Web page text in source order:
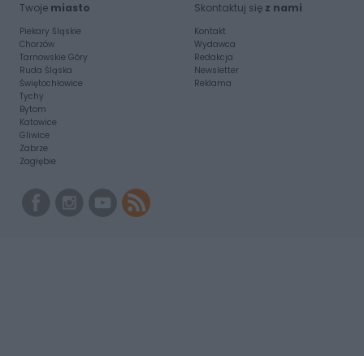
Twoje miasto
Piekary Śląskie
Chorzów
Tarnowskie Góry
Ruda Śląska
Świętochłowice
Tychy
Bytom
Katowice
Gliwice
Zabrze
Zagłębie
Skontaktuj się z nami
Kontakt
Wydawca
Redakcja
Newsletter
Reklama